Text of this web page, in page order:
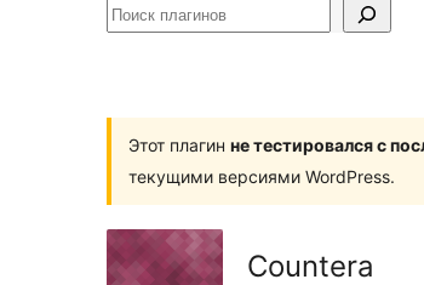
Поиск
Этот плагин не тестировался с
текущими версиями WordPress.
Countera